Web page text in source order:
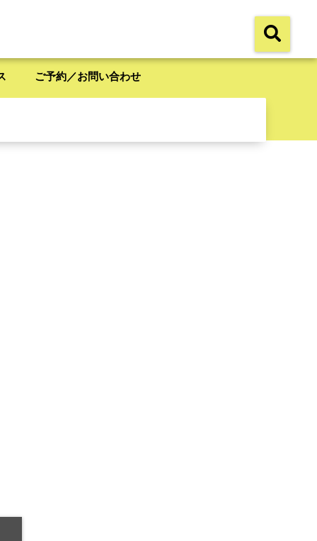
ご予約／お問い合わせ